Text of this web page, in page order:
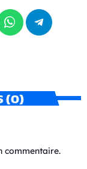
(0)
commentaire.